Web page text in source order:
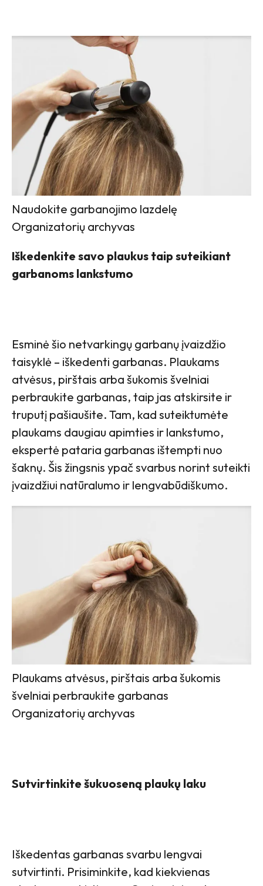
Naudokite garbanojimo lazdelę
Organizatorių archyvas
Iškedenkite savo plaukus taip suteikiant
garbanoms lankstumo
Esminė šio netvarkingų garbanų įvaizdžio
taisyklė – iškedenti garbanas. Plaukams
atvėsus, pirštais arba šukomis švelniai
perbraukite garbanas, taip jas atskirsite ir
truputį pašiaušite. Tam, kad suteiktumėte
plaukams daugiau apimties ir lankstumo,
ekspertė pataria garbanas ištempti nuo
šaknų. Šis žingsnis ypač svarbus norint suteikti
įvaizdžiui natūralumo ir lengvabūdiškumo.
Plaukams atvėsus, pirštais arba šukomis
švelniai perbraukite garbanas
Organizatorių archyvas
Sutvirtinkite šukuoseną plaukų laku
Iškedentas garbanas svarbu lengvai
sutvirtinti. Prisiminkite, kad kiekvienas